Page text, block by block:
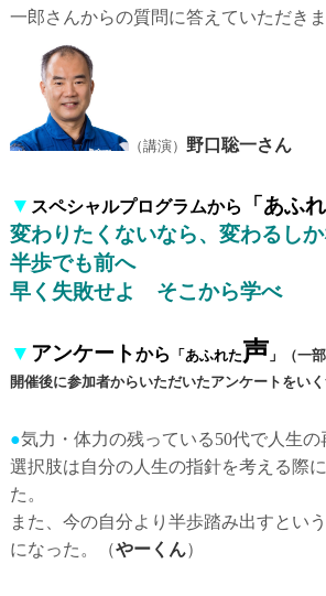
一郎さんからの質問に答えていただきま
（講演） 野口聡一さん
▼ スペシャルプログラムから 「あふ
変わりたくないなら、変わるし
半歩でも前へ
早く失敗せよ そこから学べ
▼ アンケートから 「あふれた声 」
（一
開催後に参加者からいただいたアンケートをいく
●気力・体力の残っている50代で人生の
選択肢は自分の人生の指針を考える際
た。
また、今の自分より半歩踏み出すとい
になった。（やーくん）